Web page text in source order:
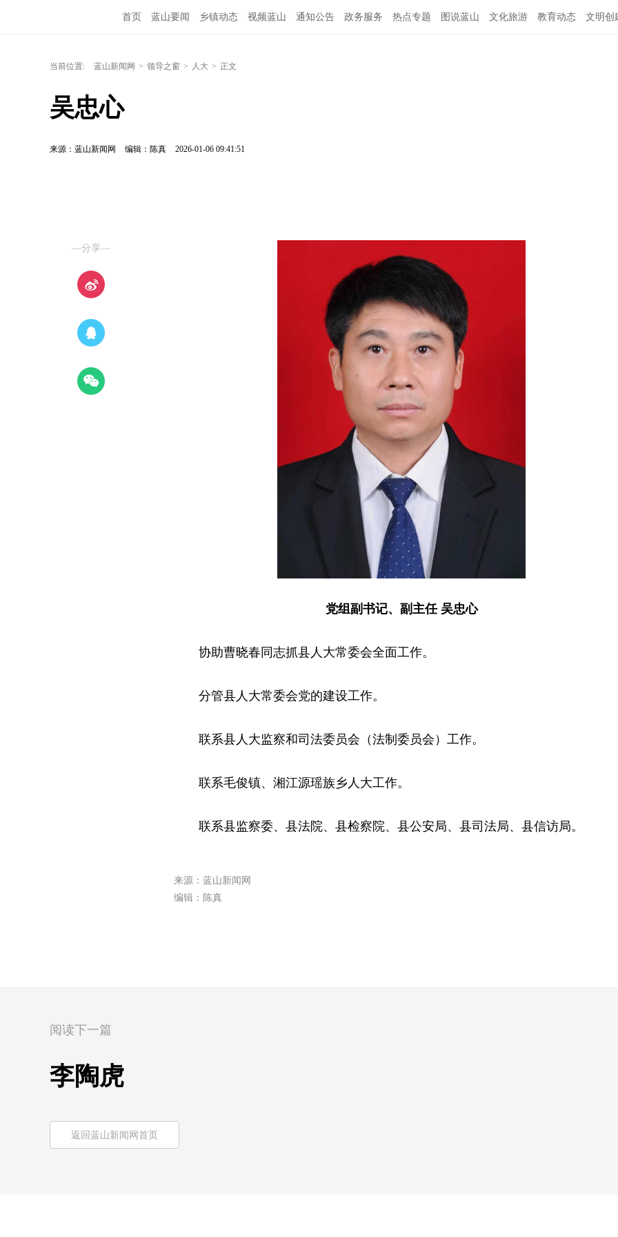
首页 蓝山要闻 乡镇动态 视频蓝山 通知公告 政务服务 热点专题 图说蓝山 文化旅游 教育动态 文明创
当前位置: 蓝山新闻网 > 领导之窗 > 人大 > 正文
吴忠心
来源：蓝山新闻网 编辑：陈真 2026-01-06 09:41:51
—分享—
党组副书记、副主任 吴忠心
协助曹晓春同志抓县人大常委会全面工作。
分管县人大常委会党的建设工作。
联系县人大监察和司法委员会（法制委员会）工作。
联系毛俊镇、湘江源瑶族乡人大工作。
联系县监察委、县法院、县检察院、县公安局、县司法局、县信访局。
来源：蓝山新闻网
编辑：陈真
阅读下一篇
李陶虎
返回蓝山新闻网首页